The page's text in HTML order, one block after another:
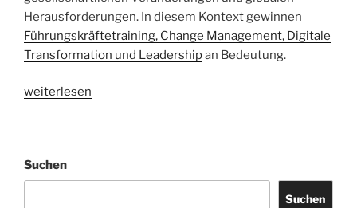
Herausforderungen. In diesem Kontext gewinnen
Führungskräftetraining, Change Management, Digitale
Transformation und Leadershipan Bedeutung.
„Die
in
weiterlesen
Suchen
Suchen